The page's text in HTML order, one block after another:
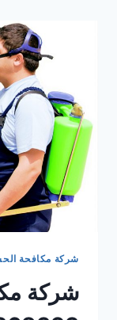
شركة مكافحة
شركة